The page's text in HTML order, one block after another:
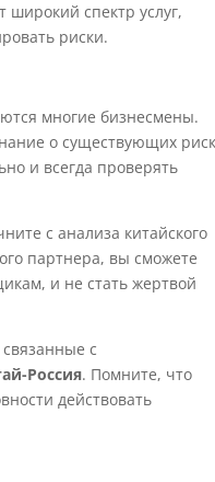
широкий спектр услуг,
риски.
многие бизнесмены.
о существующих
и всегда проверять
с анализа китайского
партнера, вы сможете
и не стать жертвой
с
Россия. Помните, что
действовать